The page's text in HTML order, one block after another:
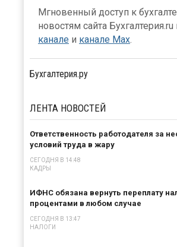
Мгновенный доступ к
новостям сайта Бухгалтерия.ru
канале и канале Max.
Бухгалтерия.ру
ЛЕНТА НОВОСТЕЙ
Ответственность работодателя за
условий труда в жару
СЕГОДНЯ В 14:48
КАДРЫ
ИФНС обязана вернуть переплату
процентами в любом случае
СЕГОДНЯ В 13:47
НАЛОГИ